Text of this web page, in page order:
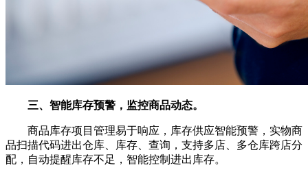
三、智能库存预警，监控商品动态。
商品库存项目管理易于响应，库存供应智能预警，实物商
品扫描代码进出仓库、库存、查询，支持多店、多仓库跨店分
配，自动提醒库存不足，智能控制进出库存。